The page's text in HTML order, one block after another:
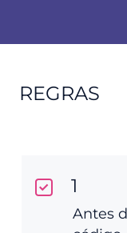
REGRAS
1
Antes